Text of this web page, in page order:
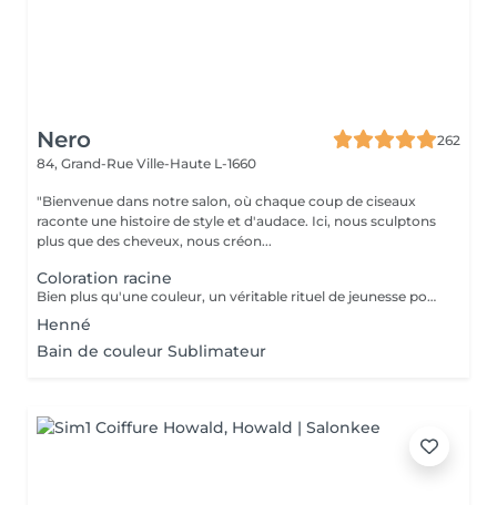
Nero
262
84, Grand-Rue Ville-Haute L-1660
"Bienvenue dans notre salon, où chaque coup de ciseaux
raconte une histoire de style et d'audace. Ici, nous sculptons
plus que des cheveux, nous créon...
Coloration racine
Bien plus qu'une couleur, un véritable rituel de jeunesse pour vos cheveux. Enrichie en acide hyaluronique et certifiée avec des extraits de plantes apaisantes (Thé Vert, Calendula), la coloration Multi Complex traite la fibre capillaire pendant le processus de couleur. Elle offre une brillance miroir spectaculaire, une hydratation profonde et un confort absolu pour les cuirs chevelus les plus sensibles. Le choix idéal pour une chevelure douce, renforcée et lumineuse. Découvrez une couleur vibrante et d'une profondeur absolue. La formule classique haute performance Color-Ton de Tocco Magico est spécialement conçue pour garantir une couverture totale et parfaite des cheveux blancs, sans aucune transparence. Grâce à sa richesse en pigments purs, elle offre des reflets intenses, fidèles et une tenue longue durée exceptionnelle. Idéale pour les bruns profonds, les rouges vibrants et les bases impeccables
Henné
Bain de couleur Sublimateur